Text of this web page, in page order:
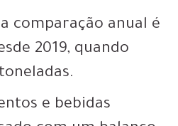
comparação anual é
2019, quando
e bebidas